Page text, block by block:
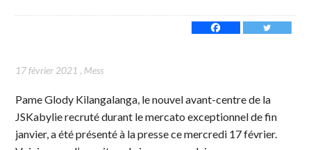
17 février 2021 , Mess
Pame Glody Kilangalanga, le nouvel avant-centre de la
JSKabylie recruté durant le mercato exceptionnel de fin
janvier, a été présenté à la presse ce mercredi 17 février.